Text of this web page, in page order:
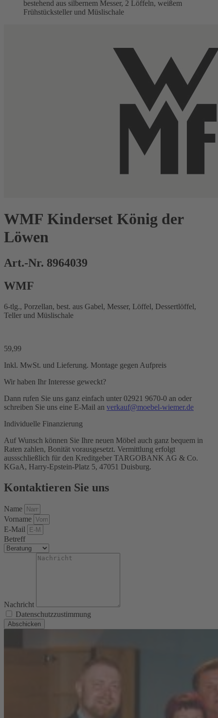
WMF Kinderset König der
Löwen
Art.-Nr. 8964039
WMF
6-tlg., Porzellan, best. aus Gabel, Messer, Löffel, Dessertlöffel,
Teller und Müslischale
59,99
Inkl. MwSt. und Lieferung. Montage gegen Aufpreis
Wir haben Ihr Interesse geweckt?
Dann rufen Sie uns ganz einfach unter 02921 9670-0 an oder
schreiben Sie uns eine E-Mail an verkauf@moebel-wiemer.de
Individuelle Finanzierung
Auf Wunsch können Sie Ihre neuen Möbel auch ganz bequem in
Raten zahlen, Bonität vorausgesetzt. Vermittlung erfolgt
aussschließlich für den Kreditgeber TARGOBANK AG & Co.
KGaA, Harry-Epstein-Platz 5, 47051 Duisburg.
Kontaktieren Sie uns
Name
Vorname
E-Mail
Betreff
Nachricht
Datenschutzzustimmung
Abschicken